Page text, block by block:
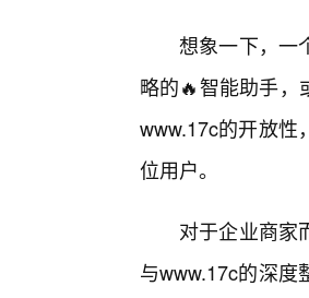
想象一下，一
略的🔥智能助手，
www.17c的开放性
位用户。
对于企业商家
与www.17c的深度